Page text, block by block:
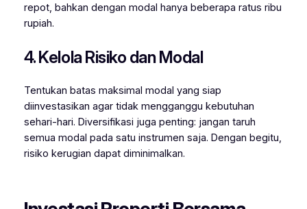
repot, bahkan dengan modal hanya beberapa ratus ribu
rupiah.
4. Kelola Risiko dan Modal
Tentukan batas maksimal modal yang siap
diinvestasikan agar tidak mengganggu kebutuhan
sehari-hari. Diversifikasi juga penting: jangan taruh
semua modal pada satu instrumen saja. Dengan begitu,
risiko kerugian dapat diminimalkan.